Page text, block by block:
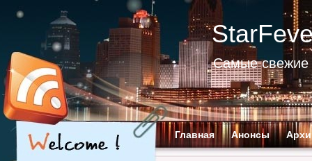
Самые свежие
Главная Анонсы